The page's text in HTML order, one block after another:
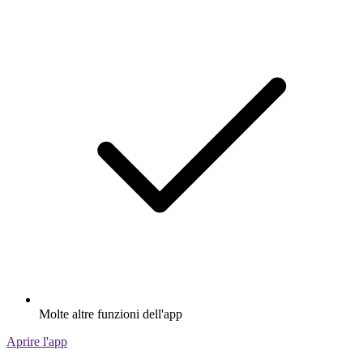
Molte altre funzioni dell'app
Aprire l'app